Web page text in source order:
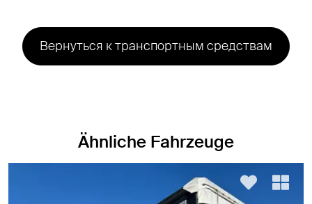
Вернуться к транспортным средствам
Ähnliche Fahrzeuge